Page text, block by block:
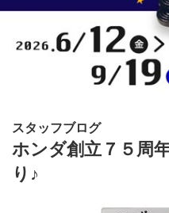
スタッフブログ
ホンダ創立７５周
り♪